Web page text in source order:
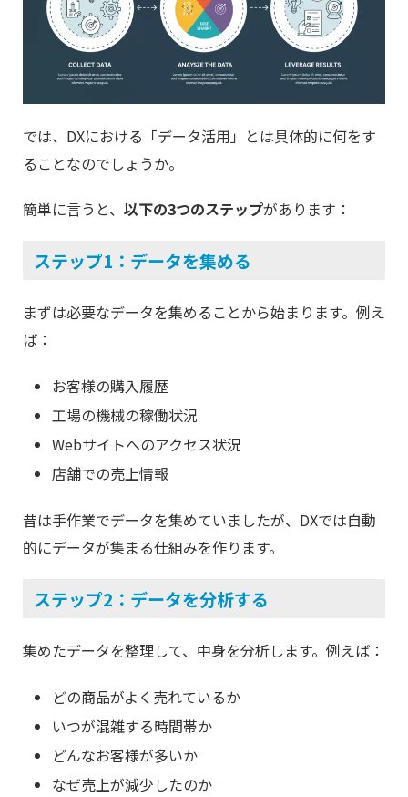
では、DXにおける「データ活用」とは具体的に何をす
ることなのでしょうか。
簡単に言うと、 以下の3つのステップがあります：
ステップ1：データを集める
まずは必要なデータを集めることから始まります。例え
ば：
お客様の購入履歴
工場の機械の稼働状況
Webサイトへのアクセス状況
店舗での売上情報
昔は手作業でデータを集めていましたが、DXでは自動
的にデータが集まる仕組みを作ります。
ステップ2：データを分析する
集めたデータを整理して、中身を分析します。例えば：
どの商品がよく売れているか
いつが混雑する時間帯か
どんなお客様が多いか
なぜ売上が減少したのか